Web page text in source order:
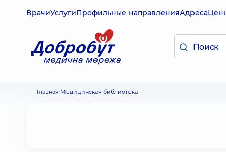
ВрачиУслугиПрофильные направленияАдреса
Главная Медицинская библиотека